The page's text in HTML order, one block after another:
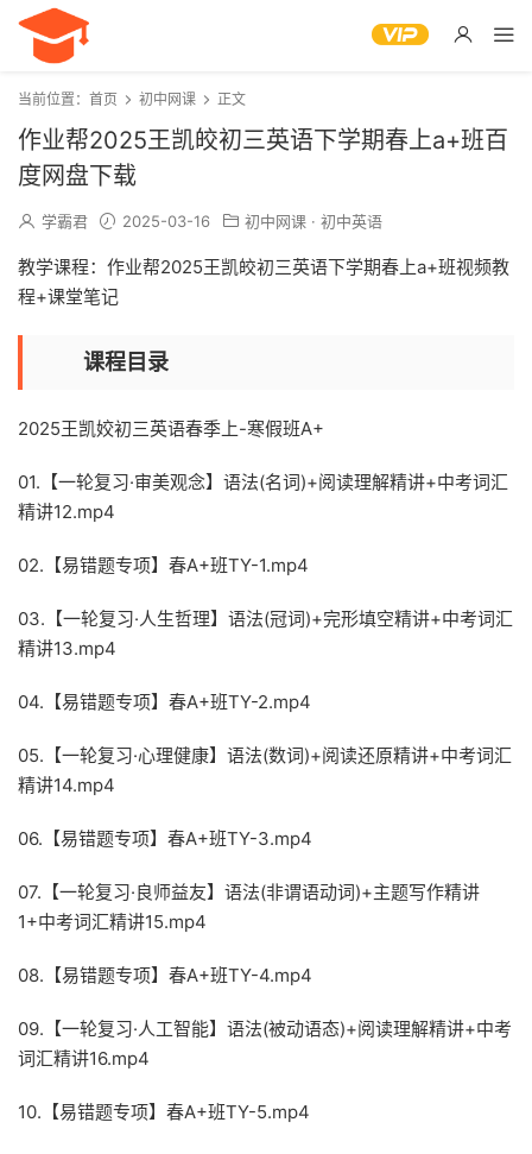
当前位置： 首页 初中网课 正文
作业帮2025王凯皎初三英语下学期春上a+班百
度网盘下载
学霸君 2025-03-16 初中网课 · 初中英语
教学课程：作业帮2025王凯皎初三英语下学期春上a+班视频教
程+课堂笔记
课程目录
2025王凯姣初三英语春季上-寒假班A+
01.【一轮复习·审美观念】语法(名词)+阅读理解精讲+中考词汇
精讲12.mp4
02.【易错题专项】春A+班TY-1.mp4
03.【一轮复习·人生哲理】语法(冠词)+完形填空精讲+中考词汇
精讲13.mp4
04.【易错题专项】春A+班TY-2.mp4
05.【一轮复习·心理健康】语法(数词)+阅读还原精讲+中考词汇
精讲14.mp4
06.【易错题专项】春A+班TY-3.mp4
07.【一轮复习·良师益友】语法(非谓语动词)+主题写作精讲
1+中考词汇精讲15.mp4
08.【易错题专项】春A+班TY-4.mp4
09.【一轮复习·人工智能】语法(被动语态)+阅读理解精讲+中考
词汇精讲16.mp4
10.【易错题专项】春A+班TY-5.mp4